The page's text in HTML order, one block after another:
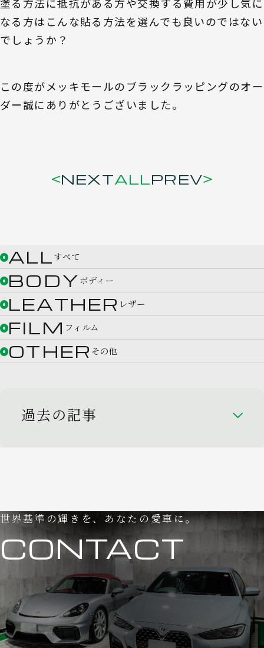
なる方はこんな貼る方法を選んでも良いのではない
でしょうか？
この度がメッキモールのブラックラッピングのオー
ダー誠にありがとうございました。
NEXTALLPREV
ALL すべて
BODY ボディー
LEATHER レザー
FILM フィルム
OTHER その他
過去の記事
世界基準の輝きを、あなたの愛車に。
CONTACT